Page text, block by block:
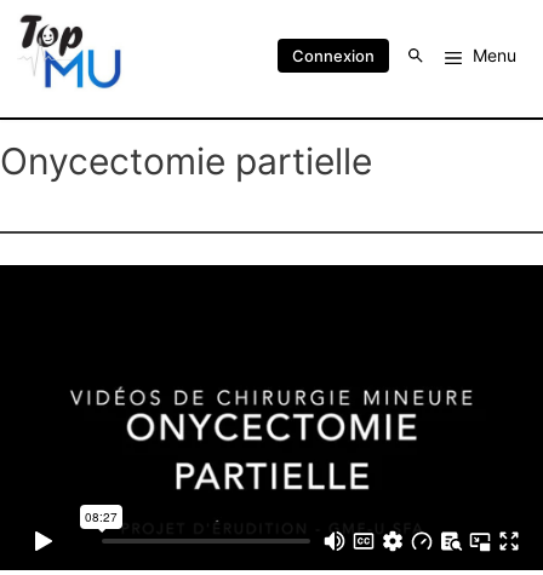
Connexion Menu
Onycectomie partielle